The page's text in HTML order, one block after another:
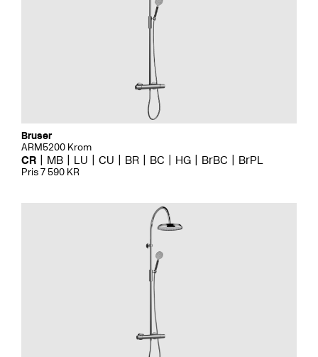
Bruser
ARM5200 Krom
CR MB LU CU BR BC HG BrBC BrPL
Pris 7 590 KR